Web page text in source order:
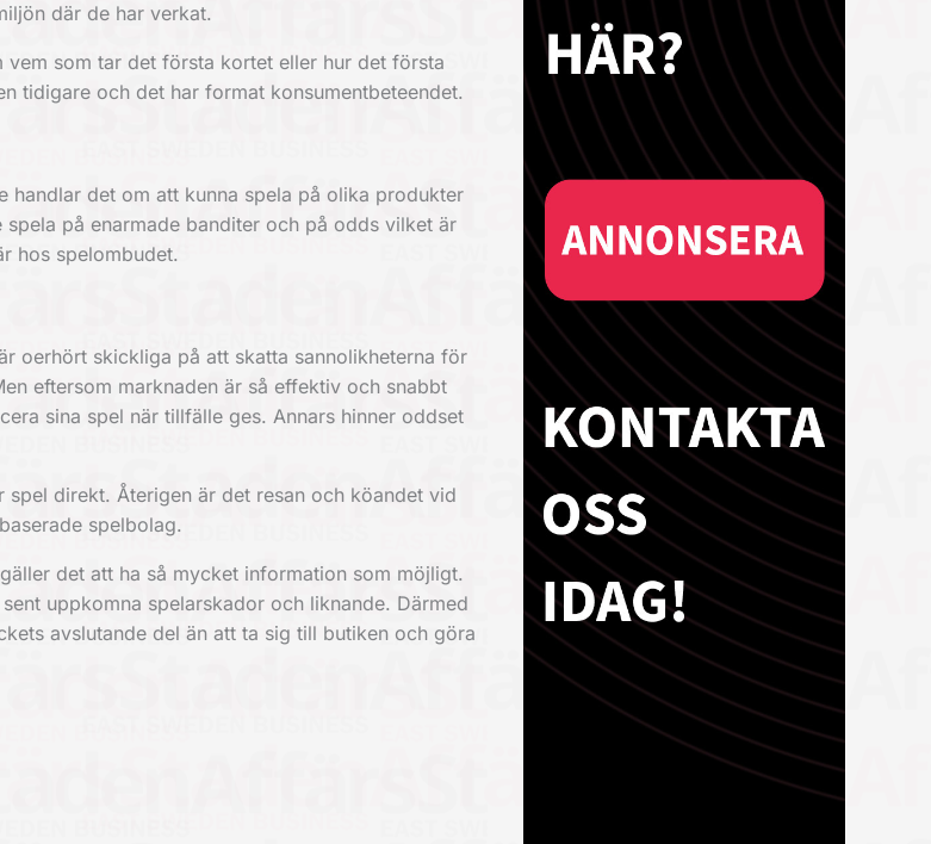
där de har verkat.
som tar det första kortet eller hur det första
tidigare och det har format konsumentbeteendet.
det om att kunna spela på olika produkter
på enarmade banditer och på odds vilket är
hos spelombudet.
oerhört skickliga på att skatta sannolikheterna för
eftersom marknaden är så effektiv och snabbt
sina spel när tillfälle ges. Annars hinner oddset
direkt. Återigen är det resan och köandet vid
spelbolag.
det att ha så mycket information som möjligt.
uppkomna spelarskador och liknande. Därmed
avslutande del än att ta sig till butiken och göra